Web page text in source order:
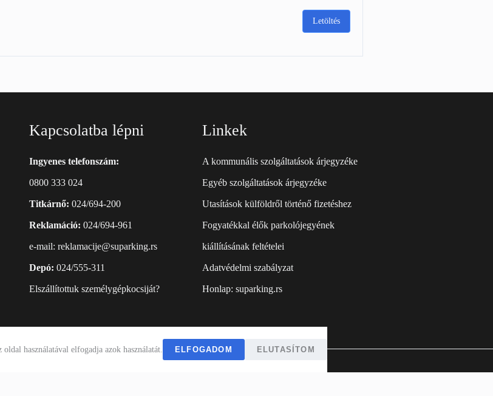
használatával elfogadja azok használatát. ELFOGADOM ELUTASÍTOM
Letöltés
Kapcsolatba lépni
Ingyenes telefonszám:
0800 333 024
Titkárnő: 024/694-200
Reklamáció: 024/694-961
е-mail: reklamacije@suparking.rs
Depó: 024/555-311
Elszállítottuk személygépkocsiját?
Linkek
A kommunális szolgáltatások árjegyzéke
Egyéb szolgáltatások árjegyzéke
Utasítások külföldről történő fizetéshez
Fogyatékkal élők parkolójegyének
kiállításának feltételei
Adatvédelmi szabályzat
Honlap: suparking.rs